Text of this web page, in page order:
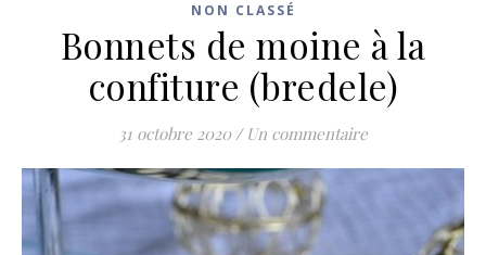
NON CLASSÉ
Bonnets de moine à la
confiture (bredele)
31 octobre 2020 / Un commentaire